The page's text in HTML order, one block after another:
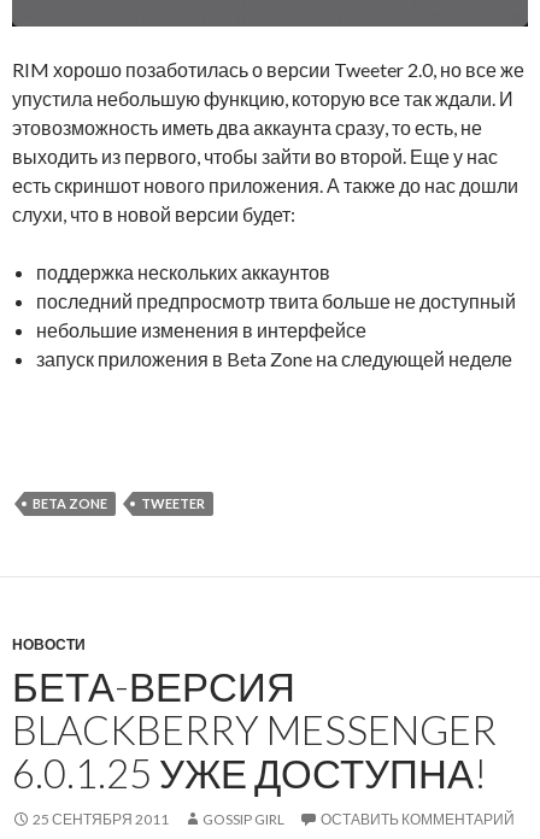
RIM хорошо позаботилась о версии Tweeter 2.0, но все же
упустила небольшую функцию, которую все так ждали. И
этовозможность иметь два аккаунта сразу, то есть, не
выходить из первого, чтобы зайти во второй. Еще у нас
есть скриншот нового приложения. А также до нас дошли
слухи, что в новой версии будет:
поддержка нескольких аккаунтов
последний предпросмотр твита больше не доступный
небольшие изменения в интерфейсе
запуск приложения в Beta Zone на следующей неделе
BETA ZONE TWEETER
НОВОСТИ
БЕТА-ВЕРСИЯ
BLACKBERRY MESSENGER
6.0.1.25 УЖЕ ДОСТУПНА!
25 СЕНТЯБРЯ 2011 GOSSIP GIRL ОСТАВИТЬ КОММЕНТАРИЙ